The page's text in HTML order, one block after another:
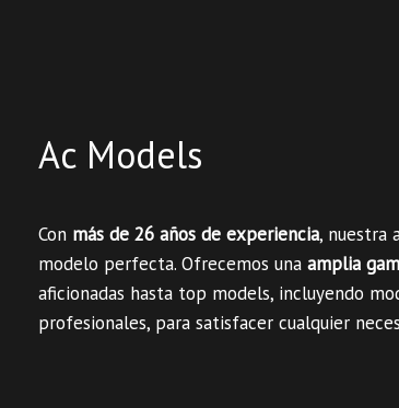
Ac Models
Con más de 26 años de experiencia, nuestra
modelo perfecta. Ofrecemos una amplia
aficionadas hasta top models, incluyendo
profesionales, para satisfacer cualquier